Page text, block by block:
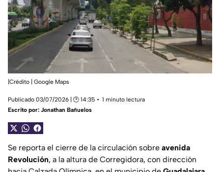
|Crédito | Google Maps
Publicado 03/07/2026 | 🕑 14:35
1 minuto lectura
Escrito por: Jonathan Bañuelos
Se reporta el cierre de la circulación sobre avenida
Revolución, a la altura de Corregidora, con dirección